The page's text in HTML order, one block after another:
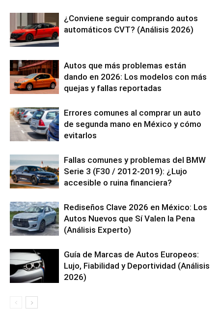
¿Conviene seguir comprando autos
automáticos CVT? (Análisis 2026)
Autos que más problemas están
dando en 2026: Los modelos con más
quejas y fallas reportadas
Errores comunes al comprar un auto
de segunda mano en México y cómo
evitarlos
Fallas comunes y problemas del BMW
Serie 3 (F30 / 2012-2019): ¿Lujo
accesible o ruina financiera?
Rediseños Clave 2026 en México: Los
Autos Nuevos que Sí Valen la Pena
(Análisis Experto)
Guía de Marcas de Autos Europeos:
Lujo, Fiabilidad y Deportividad (Análisis
2026)